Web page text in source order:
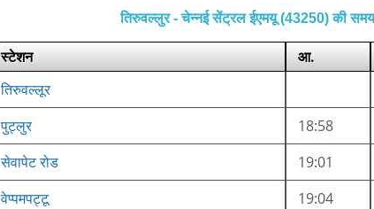
तिरुवल्लुर - चेन्नई सेंट्रल ईएमयू (43250) की समय
स्टेशन आ.
तिरुवल्लूर
पुट्लुर 18:58
सेवापेट रोड 19:01
वेप्पमपट्टू 19:04